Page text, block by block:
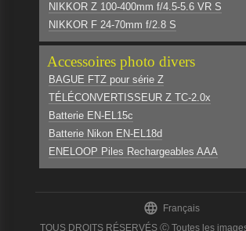
NIKKOR Z 100-400mm f/4.5-5.6 VR S
NIKKOR F 24-70mm f/2.8 S
Accessoires photo divers
BAGUE FTZ pour série Z
TÉLÉCONVERTISSEUR Z TC-2.0x
Batterie EN-EL15c
Batterie Nikon EN-EL18d
ENELOOP Piles Rechargeables AAA
 Français
TOUS DROITS RÉSERVÉS Ⓒ Toutes les